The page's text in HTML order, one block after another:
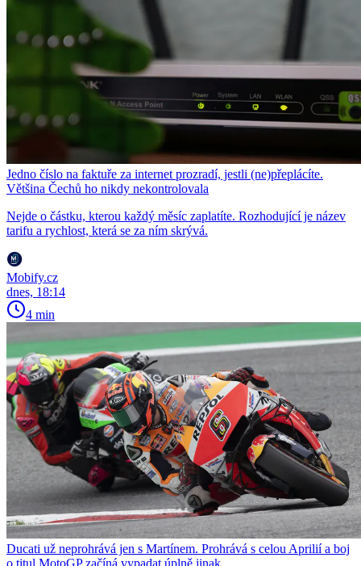
Jedno číslo na faktuře za internet prozradí, jestli (ne)přeplácíte.
Většina Čechů ho nikdy nekontrolovala
Nejde o částku, kterou každý měsíc zaplatíte. Rozhodující je název
tarifu a rychlost, která se za ním skrývá.
Mobify.cz
dnes, 18:14
4 min
Ducati už neprohrává jen s Martínem. Prohrává s celou Aprilií a boj
o titul MotoGP začíná vypadat úplně jinak